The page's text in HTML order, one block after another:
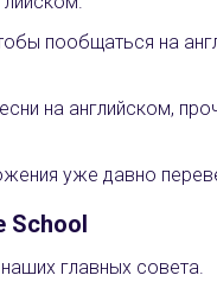
пообщаться на
на английском,
уже давно
School
главных совета.